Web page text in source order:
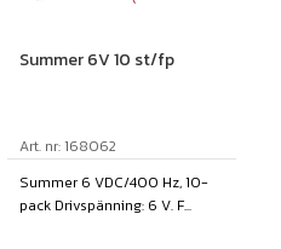
Summer 6V 10 st/fp
Art. nr: 168062
Summer 6 VDC/400 Hz, 10-
pack Drivspänning: 6 V. F...